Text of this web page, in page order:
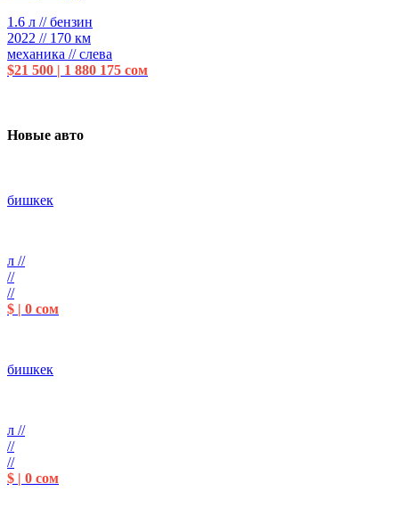
1.6 л // бензин
2022 // 170 км
механика // слева
$21 500 | 1 880 175 сом
Новые авто
бишкек
л //
//
//
$ | 0 сом
бишкек
л //
//
//
$ | 0 сом